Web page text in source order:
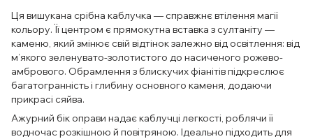
Ця вишукана срібна каблучка — справжнє втілення магії
кольору. Її центром є прямокутна вставка з султаніту —
каменю, який змінює свій відтінок залежно від освітлення: від
м’якого зеленувато-золотистого до насиченого рожево-
амбрового. Обрамлення з блискучих фіанітів підкреслює
багатогранність і глибину основного каменя, додаючи
прикрасі сяйва.
Ажурний бік оправи надає каблучці легкості, роблячи її
водночас розкішною й повітряною. Ідеально підходить для